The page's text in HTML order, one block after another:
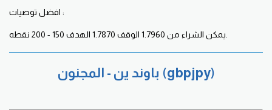
افضل توصيات :
باوند ين - المجنون (gbpjpy)